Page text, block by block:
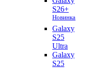
S26+
Новинка
Galaxy
S25
Ultra
Galaxy
S25